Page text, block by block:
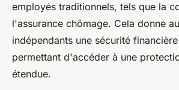
employés traditionnels, tels que la
l'assurance chômage. Cela donne
indépendants une sécurité
permettant d'accéder à une
étendue.